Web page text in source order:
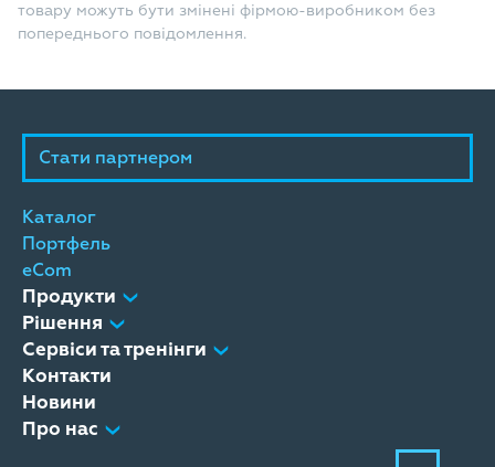
товару можуть бути змінені фірмою-виробником без
попереднього повідомлення.
Стати партнером
Каталог
Портфель
eCom
Продукти
Рішення
Сервіси та тренінги
Контакти
Новини
Про нас